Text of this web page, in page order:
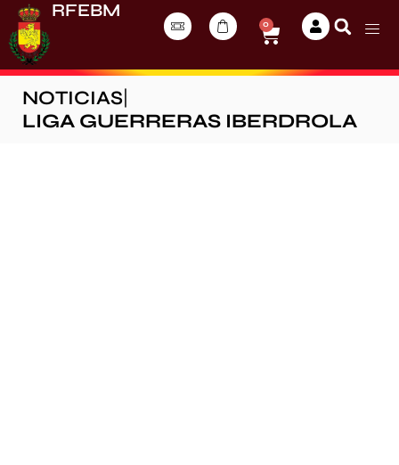
RFEBM
0
NOTICIAS
LIGA GUERRERAS IBERDROLA